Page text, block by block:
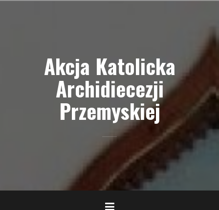
Akcja Katolicka
Archidiecezji
Przemyskiej